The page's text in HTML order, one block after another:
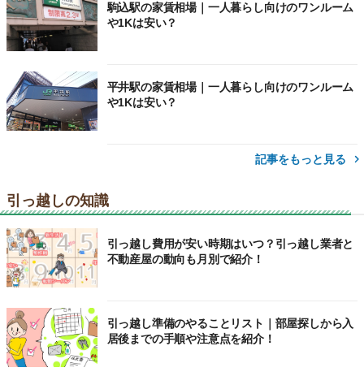
駒込駅の家賃相場｜一人暮らし向けのワンルーム
や1Kは安い？
平井駅の家賃相場｜一人暮らし向けのワンルーム
や1Kは安い？
記事をもっと見る
引っ越しの知識
引っ越し費用が安い時期はいつ？引っ越し業者と
不動産屋の動向も月別で紹介！
引っ越し準備のやることリスト｜部屋探しから入
居後までの手順や注意点を紹介！